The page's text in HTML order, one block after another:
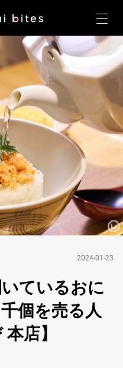
2024-01-23
ているおに
個を売る人
店】